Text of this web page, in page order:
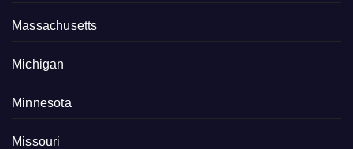
Massachusetts
Michigan
Minnesota
Missouri